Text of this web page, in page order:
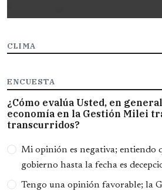
CLIMA
ENCUESTA
¿Cómo evalúa Usted, en
economía en la Gestión Milei
transcurridos?
Opciones
Mi opinión es negativa; entiendo
gobierno hasta la fecha es
Tengo una opinión favorable; la